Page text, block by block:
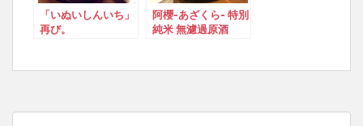
「いぬいしんいち」
再び。
阿櫻-あざくら- 特別
純米 無濾過原酒